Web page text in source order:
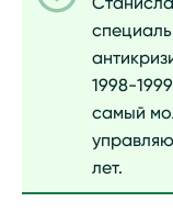
1998-
самый
лет.